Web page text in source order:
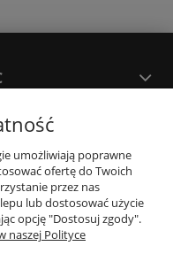
umożliwiają poprawne
ofertę do Twoich
przez nas
lub dostosować użycie
opcję "Dostosuj zgody".
naszej Polityce